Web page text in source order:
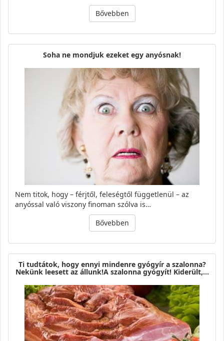
Bővebben
Soha ne mondjuk ezeket egy anyósnak!
Nem titok, hogy – férjtől, feleségtől függetlenül – az
anyóssal való viszony finoman szólva is…
Bővebben
Ti tudtátok, hogy ennyi mindenre gyógyír a szalonna?
Nekünk leesett az állunk!A szalonna gyógyít! Kiderült,…